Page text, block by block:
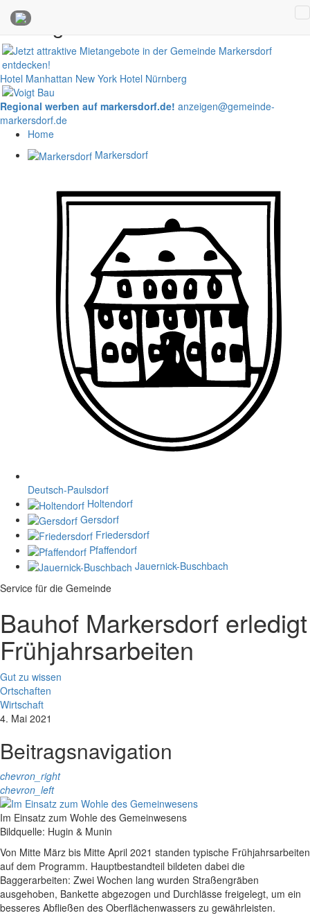
Anzeigen
Hotel Manhattan New York Hotel Nürnberg
Regional werben auf markersdorf.de! anzeigen@gemeinde-
markersdorf.de
Home
Markersdorf
Deutsch-Paulsdorf
Holtendorf
Gersdorf
Friedersdorf
Pfaffendorf
Jauernick-Buschbach
Service für die Gemeinde
Bauhof Markersdorf erledigt
Frühjahrsarbeiten
Gut zu wissen
Ortschaften
Wirtschaft
4. Mai 2021
Beitragsnavigation
chevron_right
chevron_left
Im Einsatz zum Wohle des Gemeinwesens
Bildquelle: Hugin & Munin
Von Mitte März bis Mitte April 2021 standen typische Frühjahrsarbeiten
auf dem Programm. Hauptbestandteil bildeten dabei die
Baggerarbeiten: Zwei Wochen lang wurden Straßengräben
ausgehoben, Bankette abgezogen und Durchlässe freigelegt, um ein
besseres Abfließen des Oberflächenwassers zu gewährleisten.